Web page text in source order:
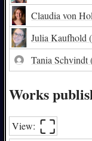
Claudia von
Julia Kaufhold
Tania Schvindt
Works
View: ⛶︎